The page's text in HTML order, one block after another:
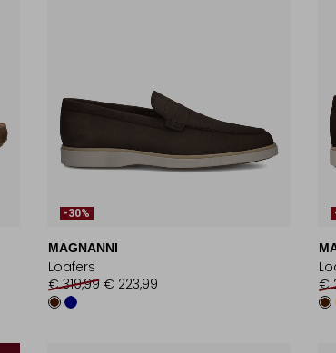
-30%
MAGNANNI
Loafers
€ 319,99 € 223,99
€